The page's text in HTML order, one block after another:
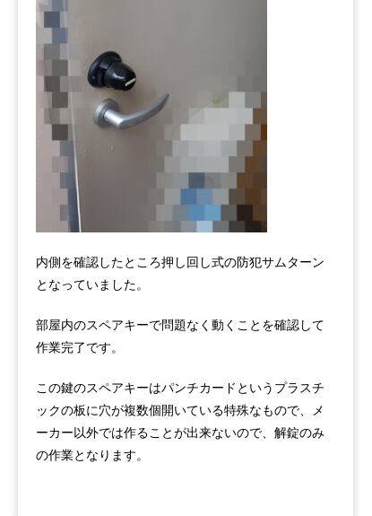
内側を確認したところ押し回し式の防犯サムターン
となっていました。
部屋内のスペアキーで問題なく動くことを確認して
作業完了です。
この鍵のスペアキーはパンチカードというプラスチ
ックの板に穴が複数個開いている特殊なもので、メ
ーカー以外では作ることが出来ないので、解錠のみ
の作業となります。